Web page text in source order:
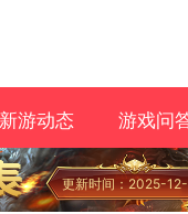
新游动态 游戏问
更新时间：2025-